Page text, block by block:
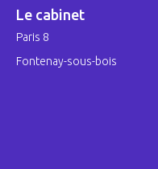
Le cabinet
Paris 8
Fontenay-sous-bois